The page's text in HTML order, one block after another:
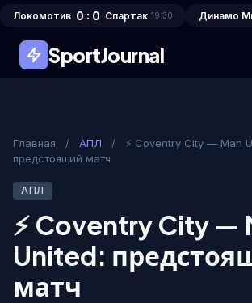
Локомотив 0 : 0 Спартак 19:30 Динамо
SportJournal
Главная / АПЛ /
⚡ Coventry City — Man
предстоящий матч
АПЛ
⚡ Coventry City —
United:
матч